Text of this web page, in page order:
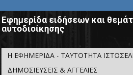
Εφημερίδα ειδήσεων και
αυτοδιοίκησης
Η ΕΦΗΜΕΡΙΔΑ - ΤΑΥΤΟΤΗΤΑ
ΔΗΜΟΣΙΕΥΣΕΙΣ & ΑΓΓΕΛΙΕΣ